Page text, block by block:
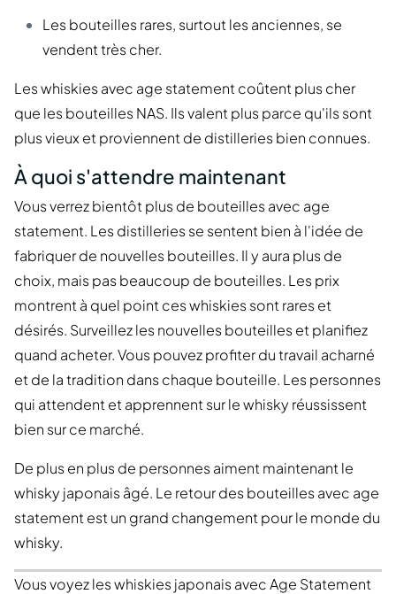
Les bouteilles rares, surtout les anciennes, se
vendent très cher.
Les whiskies avec age statement coûtent plus cher
que les bouteilles NAS. Ils valent plus parce qu'ils sont
plus vieux et proviennent de distilleries bien connues.
À quoi s'attendre maintenant
Vous verrez bientôt plus de bouteilles avec age
statement. Les distilleries se sentent bien à l'idée de
fabriquer de nouvelles bouteilles. Il y aura plus de
choix, mais pas beaucoup de bouteilles. Les prix
montrent à quel point ces whiskies sont rares et
désirés. Surveillez les nouvelles bouteilles et planifiez
quand acheter. Vous pouvez profiter du travail acharné
et de la tradition dans chaque bouteille. Les personnes
qui attendent et apprennent sur le whisky réussissent
bien sur ce marché.
De plus en plus de personnes aiment maintenant le
whisky japonais âgé. Le retour des bouteilles avec age
statement est un grand changement pour le monde du
whisky.
Vous voyez les whiskies japonais avec Age Statement